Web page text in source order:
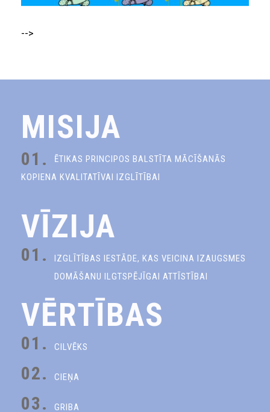
-->
MISIJA
01.
ĒTIKAS PRINCIPOS BALSTĪTA MĀCĪŠANĀS
KOPIENA KVALITATĪVAI IZGLĪTĪBAI
VĪZIJA
01.
IZGLĪTĪBAS IESTĀDE, KAS VEICINA IZAUGSMES
DOMĀŠANU ILGTSPĒJĪGAI ATTĪSTĪBAI
VĒRTĪBAS
01. CILVĒKS
02. CIEŅA
03. GRIBA